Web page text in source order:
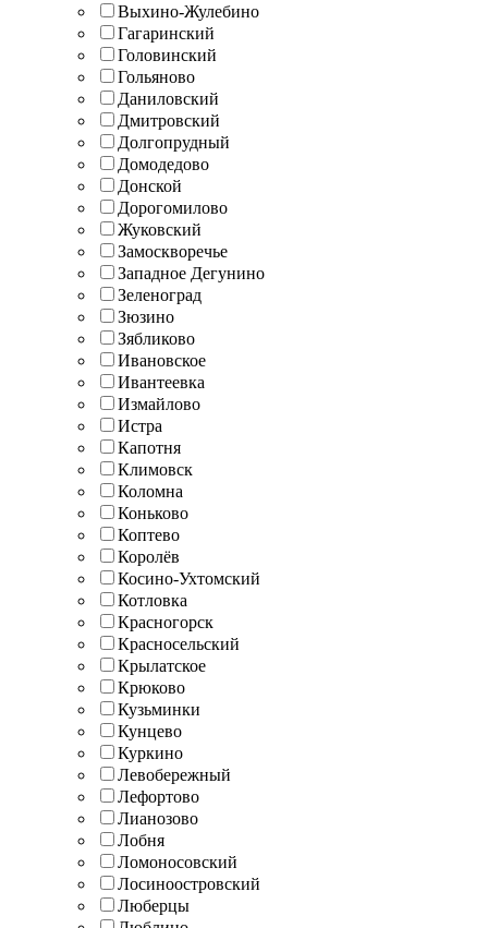
Выхино-Жулебино
Гагаринский
Головинский
Гольяново
Даниловский
Дмитровский
Долгопрудный
Домодедово
Донской
Дорогомилово
Жуковский
Замоскворечье
Западное Дегунино
Зеленоград
Зюзино
Зябликово
Ивановское
Ивантеевка
Измайлово
Истра
Капотня
Климовск
Коломна
Коньково
Коптево
Королёв
Косино-Ухтомский
Котловка
Красногорск
Красносельский
Крылатское
Крюково
Кузьминки
Кунцево
Куркино
Левобережный
Лефортово
Лианозово
Лобня
Ломоносовский
Лосиноостровский
Люберцы